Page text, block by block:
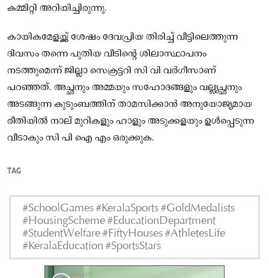
കമ്മിറ്റി അറിയിച്ചിരുന്നു.
കായികമേളയ്ക്ക് ശേഷം ദേവപ്രിയ തിരിച്ച്‌ വീട്ടിലെത്തുന്ന
ദിവസം തന്നെ പുതിയ വീടിന്റെ ശിലാസ്ഥാപനം
നടത്തുമെന്ന് ജില്ലാ സെക്രട്ടറി സി വി വര്‍ഗീസാണ്
പറഞ്ഞത്. അച്ഛനും അമ്മയും സഹോദങ്ങളും വല്ല്യച്ഛനും
അടങ്ങുന്ന കുടുംബത്തിന് താമസിക്കാന്‍ അനുയോജ്യമായ
രീതിയില്‍ നാല് മുറികളും ഹാളും അടുക്കളയും ഉള്‍പ്പെടുന്ന
വീടാകും സി പി ഐ എം ഒരുക്കുക.
TAG
#SchoolGames #KeralaSports #GoldMedalists
#HousingScheme #EducationDepartment
#StudentWelfare #FiftyHouses #AthletesLife
#KeralaEducation #SportsStars